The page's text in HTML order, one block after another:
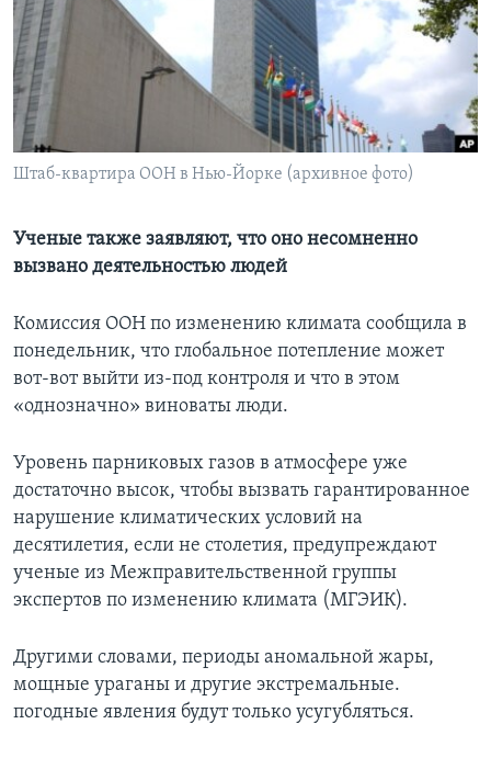
Learning English
СОЦИАЛЬНЫЕ СЕТИ
Штаб-квартира ООН в Нью-Йорке (архивное фото)
Ученые также заявляют, что оно несомненно
вызвано деятельностью людей
Комиссия ООН по изменению климата сообщила в
понедельник, что глобальное потепление может
вот-вот выйти из-под контроля и что в этом
«однозначно» виноваты люди.
Уровень парниковых газов в атмосфере уже
достаточно высок, чтобы вызвать гарантированное
нарушение климатических условий на
десятилетия, если не столетия, предупреждают
ученые из Межправительственной группы
экспертов по изменению климата (МГЭИК).
Другими словами, периоды аномальной жары,
мощные ураганы и другие экстремальные.
погодные явления будут только усугубляться.